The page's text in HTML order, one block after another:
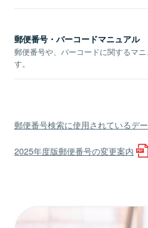
郵便番号・バーコードマニュアル
郵便番号や、バーコードに関するマ
す。
郵便番号検索に使用されているデ
2025年度版郵便番号の変更案内